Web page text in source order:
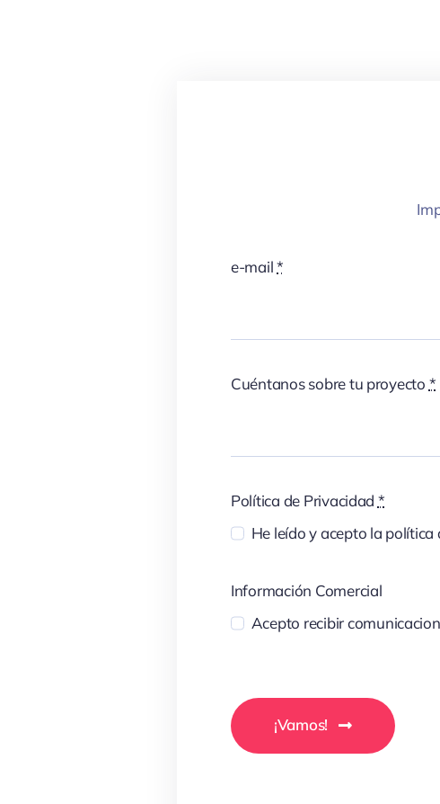
e-mail*
Cuéntanos sobre tu proyecto *
Política de Privacidad *
He leído y acepto la
Información Comercial
Acepto recibir
¡Vamos!